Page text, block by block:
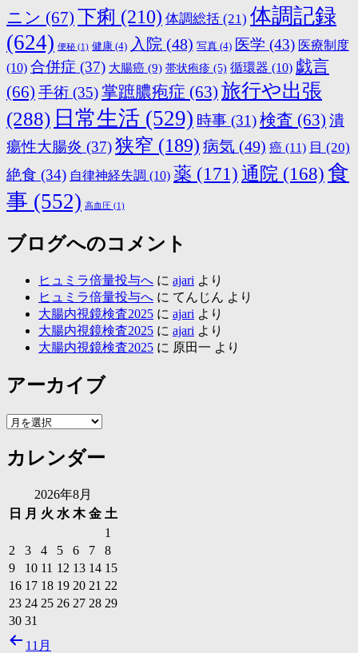
ニン (67) 下痢 (210) 体調総括 (21) 体調記録
(624) 便秘 (1) 健康 (4) 入院 (48) 写真 (4) 医学 (43) 医療制度
(10) 合併症 (37) 大腸癌 (9) 帯状疱疹 (5) 循環器 (10) 戯言
(66) 手術 (35)掌蹠膿疱症 (63) 旅行や出張
(288) 日常生活 (529) 時事 (31)検査 (63) 潰
瘍性大腸炎 (37)狭窄 (189) 病気 (49) 癌 (11) 目 (20)
絶食 (34) 自律神経失調 (10) 薬 (171)通院 (168)食
事 (552) 高血圧 (1)
ブログへのコメント
ヒュミラ倍量投与へ に ajari より
ヒュミラ倍量投与へ に てんじん より
大腸内視鏡検査2025 に ajari より
大腸内視鏡検査2025 に ajari より
大腸内視鏡検査2025 に 原田一 より
アーカイブ
ア
カ
イ
カレンダー
2026年8月
日
月 火 水 木 金 土
1
2
3 4 5 6 7
8
9
10 11 12 13 14 15
16 17 18 19 20 21 22
23 24 25 26 27 28 29
30 31
11月